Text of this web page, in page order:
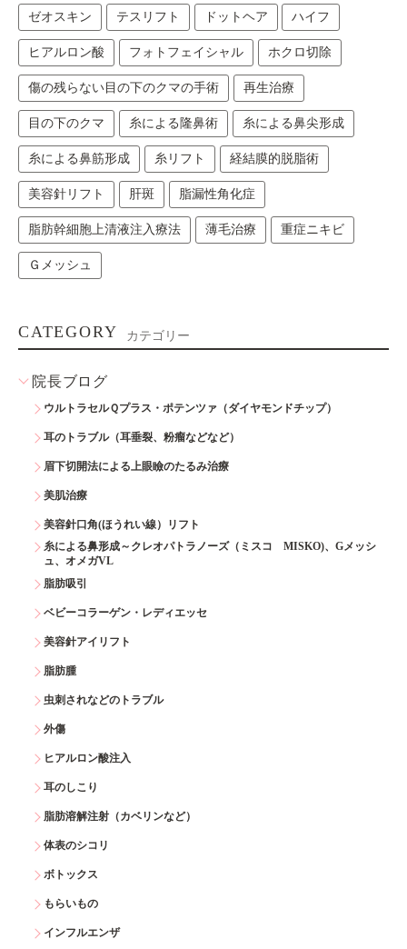
ゼオスキン テスリフト ドットヘア ハイフ
ヒアルロン酸 フォトフェイシャル ホクロ切除
傷の残らない目の下のクマの手術 再生治療
目の下のクマ 糸による隆鼻術 糸による鼻尖形成
糸による鼻筋形成 糸リフト 経結膜的脱脂術
美容針リフト 肝斑 脂漏性角化症
脂肪幹細胞上清液注入療法 薄毛治療 重症ニキビ
Ｇメッシュ
CATEGORY カテゴリー
院長ブログ
ウルトラセルＱプラス・ポテンツァ（ダイヤモンドチップ）
耳のトラブル（耳垂裂、粉瘤などなど）
眉下切開法による上眼瞼のたるみ治療
美肌治療
美容針口角(ほうれい線）リフト
糸による鼻形成～クレオパトラノーズ（ミスコ MISKO)、Gメッシ
ュ、オメガVL
脂肪吸引
ベビーコラーゲン・レディエッセ
美容針アイリフト
脂肪腫
虫刺されなどのトラブル
外傷
ヒアルロン酸注入
耳のしこり
脂肪溶解注射（カベリンなど）
体表のシコリ
ボトックス
もらいもの
インフルエンザ